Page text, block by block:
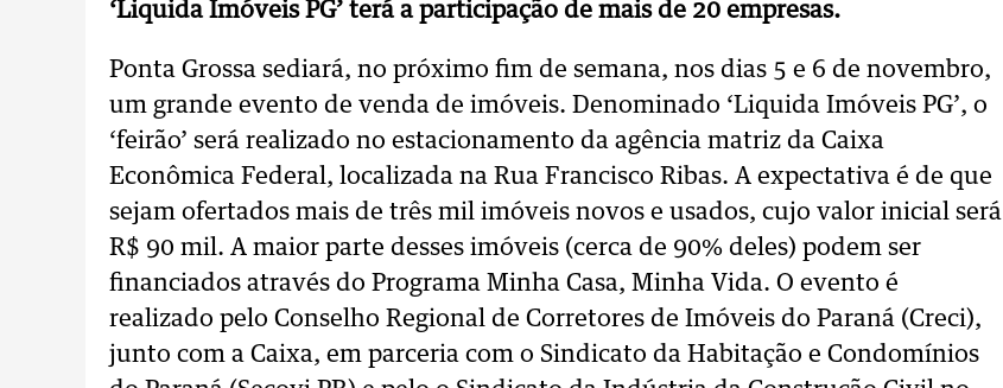
‘Liquida Imóveis PG’ terá a participação de mais de 20 empresas.
Ponta Grossa sediará, no próximo fim de semana, nos dias 5 e 6 de novembro,
um grande evento de venda de imóveis. Denominado ‘Liquida Imóveis PG’, o
‘feirão’ será realizado no estacionamento da agência matriz da Caixa
Econômica Federal, localizada na Rua Francisco Ribas. A expectativa é de que
sejam ofertados mais de três mil imóveis novos e usados, cujo valor inicial será
R$ 90 mil. A maior parte desses imóveis (cerca de 90% deles) podem ser
financiados através do Programa Minha Casa, Minha Vida. O evento é
realizado pelo Conselho Regional de Corretores de Imóveis do Paraná (Creci),
junto com a Caixa, em parceria com o Sindicato da Habitação e Condomínios